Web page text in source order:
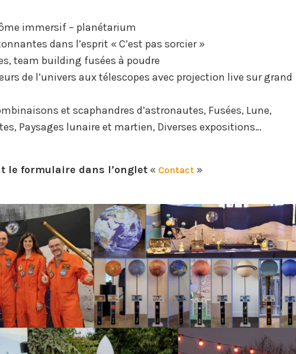
immersif – planétarium
dans l’esprit « C’est pas sorcier »
team building fusées à poudre
de l’univers aux télescopes avec projection live sur grand
et scaphandres d’astronautes, Fusées, Lune,
Paysages lunaire et martien, Diverses expositions…
le formulaire dans l’onglet « Contact »